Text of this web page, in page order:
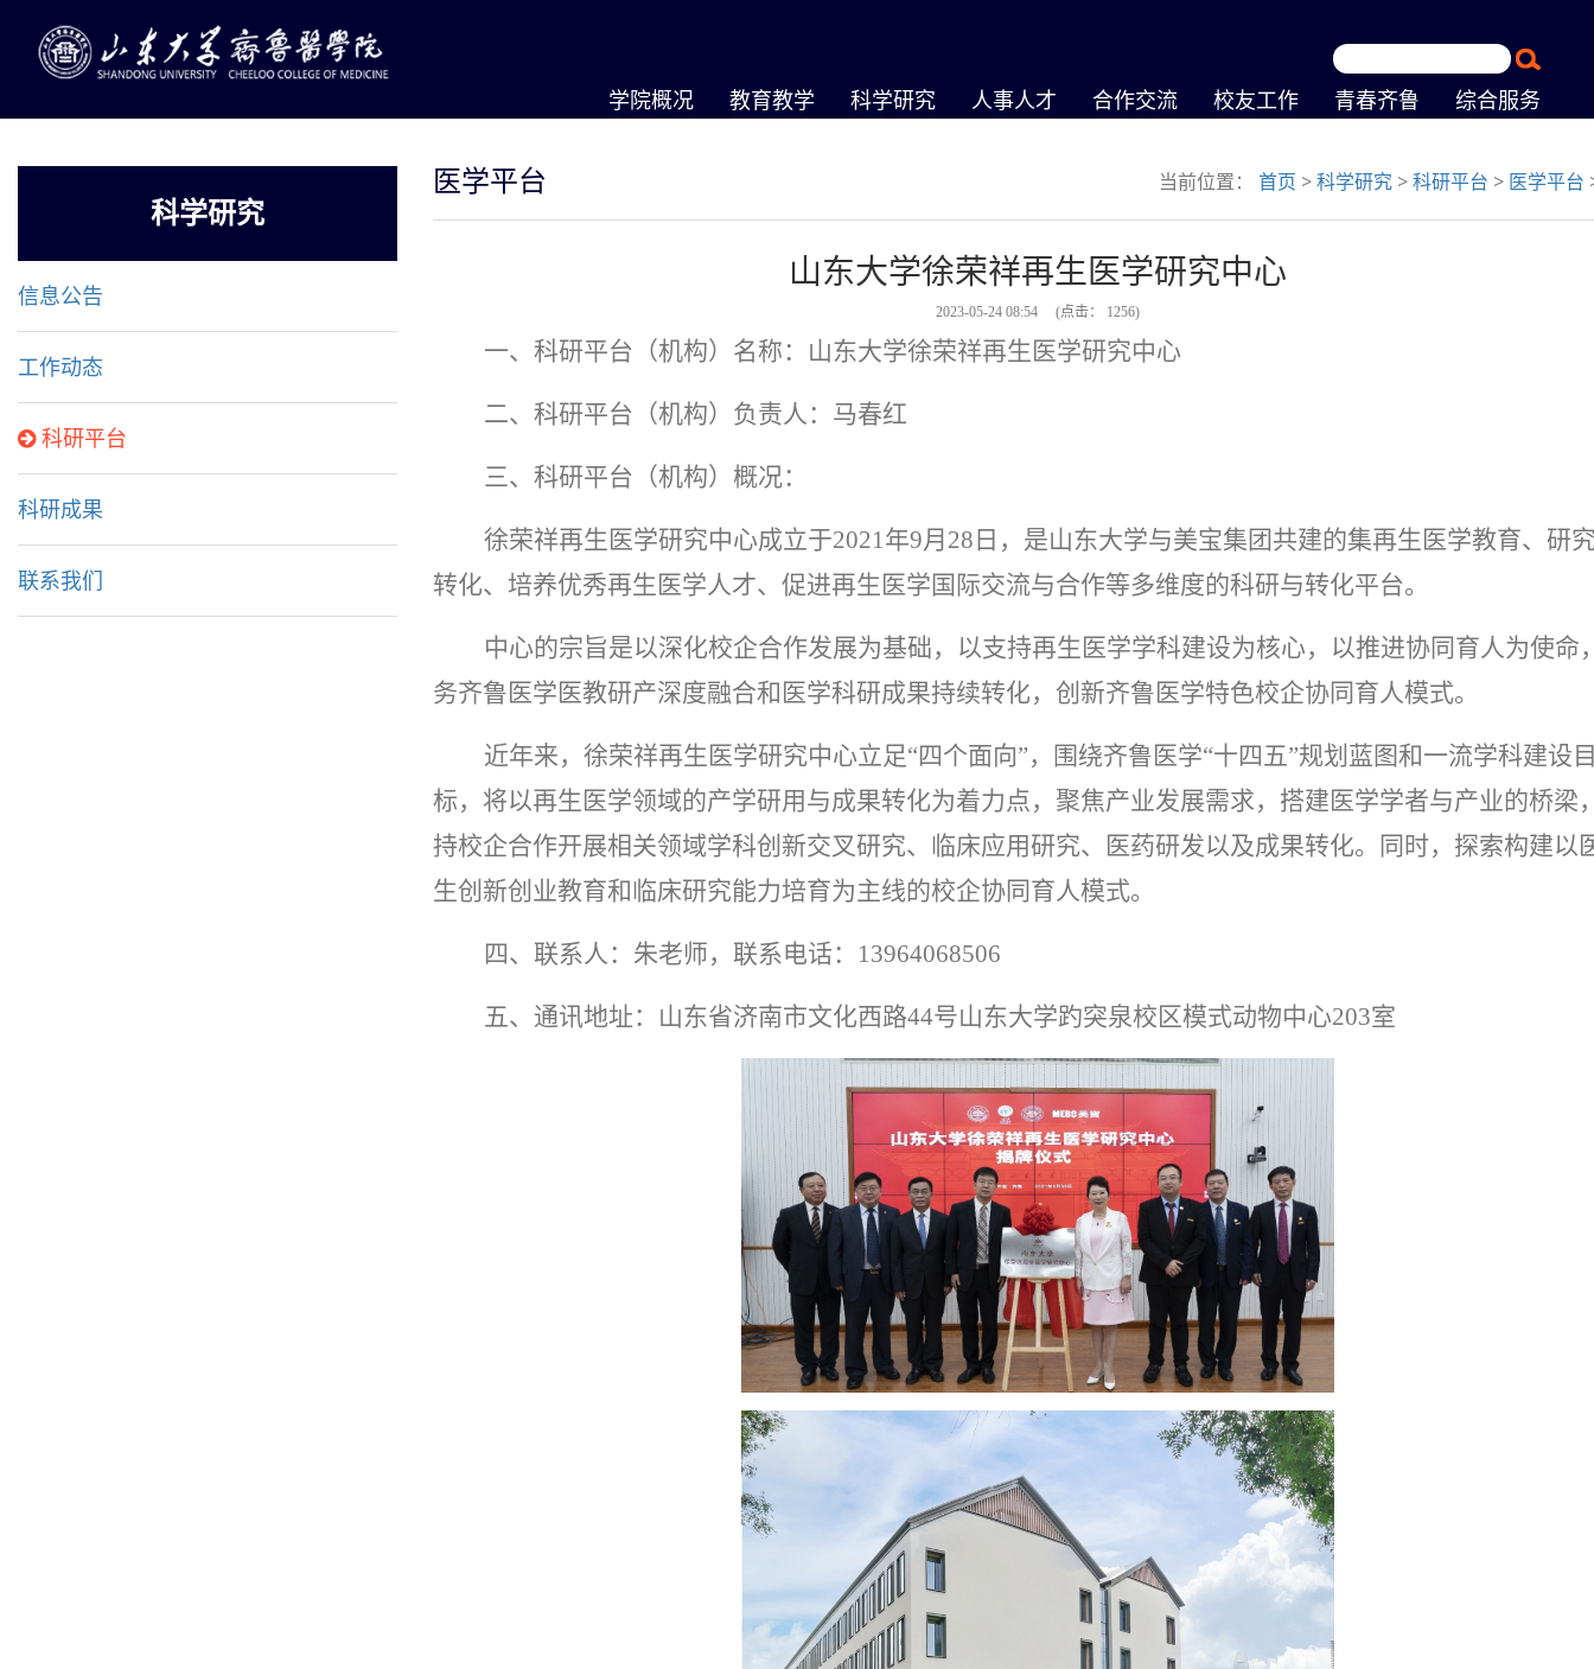
学院概况 教育教学 科学研究 人事人才 合作交流 校友工作 青春齐鲁 综合服务
科学研究
信息公告
工作动态
科研平台
科研成果
联系我们
医学平台 当前位置： 首页 >科学研究 >科研平台 > 医学平台
山东大学徐荣祥再生医学研究中心
2023-05-24 08:54 (点击： 1256)
一、科研平台（机构）名称：山东大学徐荣祥再生医学研究中心
二、科研平台（机构）负责人：马春红
三、科研平台（机构）概况：
徐荣祥再生医学研究中心成立于2021年9月 28 日，是山东大学与美宝集团共建的集再生医学教育、研
转化、培养优秀再生医学人才、促进再生医学国际交流与合作等多维度的科研与转化平台。
中心的宗旨是以深化校企合作发展为基础，以支持再生医学学科建设为核心，以推进协同育人为使命
务齐鲁医学医教研产深度融合和医学科研成果持续转化，创新齐鲁医学特色校企协同育人模式。
近年来，徐荣祥再生医学研究中心立足“四个面向”，围绕齐鲁医学“十四五”规划蓝图和一流学科建设
标，将以再生医学领域的产学研用与成果转化为着力点，聚焦产业发展需求，搭建医学学者与产业的桥梁
持校企合作开展相关领域学科创新交叉研究、临床应用研究、医药研发以及成果转化。同时，探索构建以
生创新创业教育和临床研究能力培育为主线的校企协同育人模式。
四、联系人：朱老师，联系电话： 13964068506
五、通讯地址：山东省济南市文化西路44号山东大学趵突泉校区模式动物中心203室